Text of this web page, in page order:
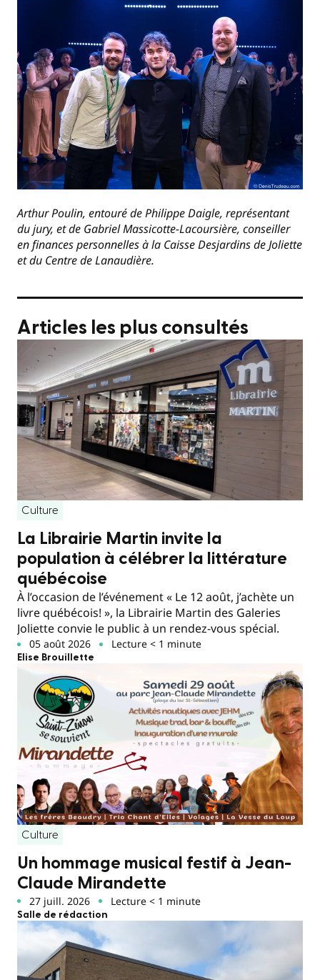
Arthur Poulin, entouré de Philippe Daigle, représentant
du jury, et de Gabriel Massicotte-Lacoursière, conseiller
en finances personnelles à la Caisse Desjardins de Joliette
et du Centre de Lanaudière.
Articles les plus consultés
Culture
La Librairie Martin invite la
population à célébrer la littérature
québécoise
À l’occasion de l’événement « Le 12 août, j’achète un
livre québécois! », la Librairie Martin des Galeries
Joliette convie le public à un rendez-vous spécial.
05 août 2026 Lecture < 1 minute
Elise Brouillette
Culture
Un hommage musical festif à Jean-
Claude Mirandette
27 juill. 2026 Lecture < 1 minute
Salle de rédaction